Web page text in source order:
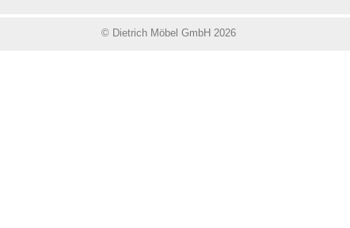
© Dietrich Möbel GmbH 2026